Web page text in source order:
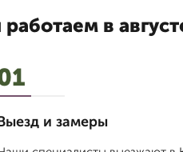
в
и замеры